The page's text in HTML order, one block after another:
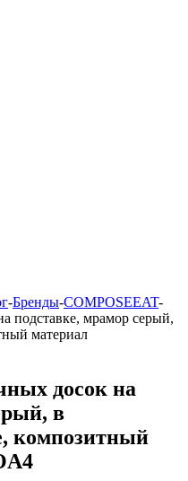
-Бренды-COMPOSEEAT-
подставке, мрамор серый,
материал
досок на
в
композитный